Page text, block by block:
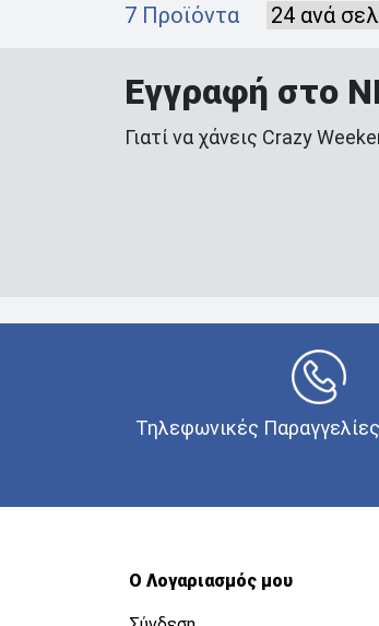
7 Προϊόντα
Εγγραφή στο
Γιατί να χάνεις Crazy
Τηλεφωνικές
Ο Λογαριασμός μου